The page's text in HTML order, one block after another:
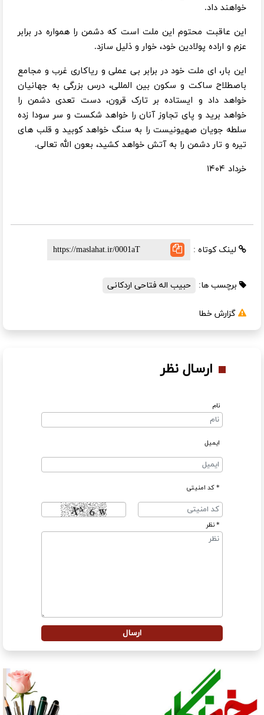
خواهند داد.
این عاقبت محتوم این ملت است که دشمن را همواره در برابر
عزم و اراده پولادین خود، خوار و ذلیل سازد.
این بار، ای ملت خود در برابر بی عملی و ریاکاری غرب و مجامع
باصطلاح ساکت و سکون بین المللی، درس بزرگی به جهانیان
خواهد داد و ایستاده بر تارک قرون، دست تعدی دشمن را
خواهد برید و پای تجاوز آنان را خواهد شکست و سر سودا زده
سلطه جویان صهیونیست را به سنگ خواهد کوبید و قلب های
تیره و تار دشمن را به آتش خواهد کشید، بعون الله تعالی.
خرداد ۱۴۰۴
لینک کوتاه :
برچسب ها: حبیب اله فتاحی اردکانی
گزارش خطا
ارسال نظر
نام
ایمیل
* کد امنیتی
* نظر